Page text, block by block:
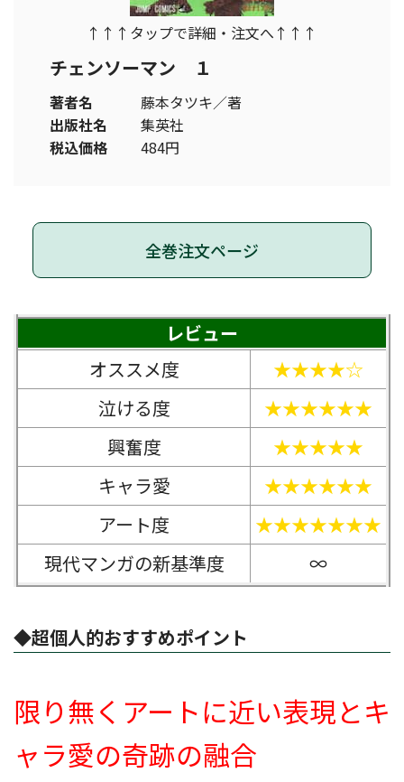
↑↑↑タップで詳細・注文へ↑↑↑
チェンソーマン １
著者名
藤本タツキ／著
出版社名
集英社
税込価格
484円
全巻注文ページ
レビュー
オススメ度
★★★★☆
泣ける度
★★★★★★
興奮度
★★★★★
キャラ愛
★★★★★★
アート度
★★★★★★★
現代マンガの新基準度
∞
◆超個人的おすすめポイント
限り無くアートに近い表現とキ
ャラ愛の奇跡の融合